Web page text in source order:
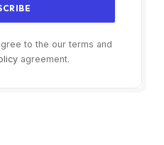
to the our terms and
agreement.